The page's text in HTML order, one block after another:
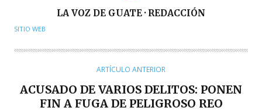
U
O
LA VOZ DE GUATE · REDACCIÓN
SITIO WEB
ARTÍCULO ANTERIOR
ACUSADO DE VARIOS DELITOS: PONEN
FIN A FUGA DE PELIGROSO REO